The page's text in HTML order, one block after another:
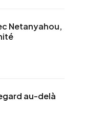
Netanyahou,
au-delà